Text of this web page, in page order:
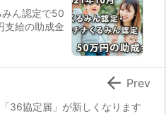
みん認定で50
支給の助成金
36協定届」が新しくなります
 Prev